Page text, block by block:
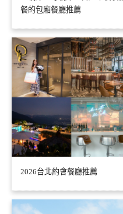
餐的包廂餐廳推薦
2026台北約會餐廳推薦